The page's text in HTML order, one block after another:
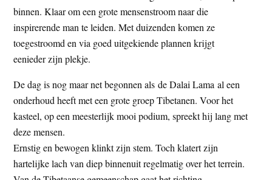
binnen. Klaar om een grote mensenstroom naar die
inspirerende man te leiden. Met duizenden komen ze
toegestroomd en via goed uitgekiende plannen krijgt
eenieder zijn plekje.
De dag is nog maar net begonnen als de Dalai Lama al een
onderhoud heeft met een grote groep Tibetanen. Voor het
kasteel, op een meesterlijk mooi podium, spreekt hij lang met
deze mensen.
Ernstig en bewogen klinkt zijn stem. Toch klatert zijn
hartelijke lach van diep binnenuit regelmatig over het terrein.